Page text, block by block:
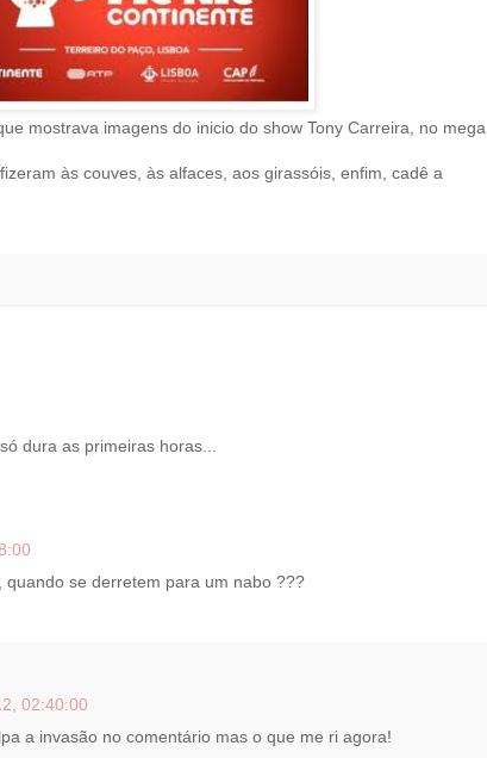
mostrava imagens do inicio do show Tony Carreira, no mega
às couves, às alfaces, aos girassóis, enfim, cadê a
dura as primeiras horas...
se derretem para um nabo ???
02:40:00
a invasão no comentário mas o que me ri agora!